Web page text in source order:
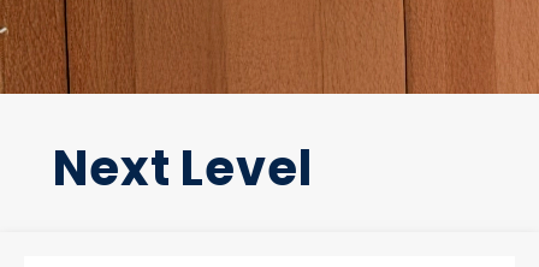
Next Level